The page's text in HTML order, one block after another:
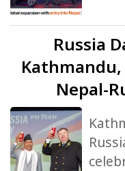
Russia
Nepal-